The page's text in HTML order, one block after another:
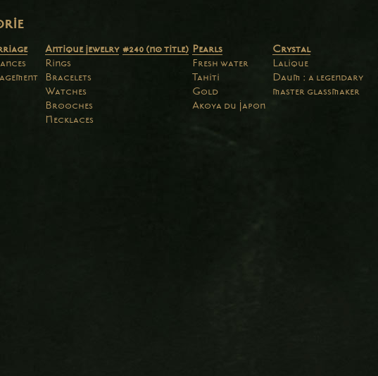
Antique jewelry
Rings
Bracelets
Watches
Brooches
Necklaces
#240 (no title) Pearls
Fresh water
Tahiti
Gold
Akoya du Japon
Crystal
Lalique
Daum : a legendary
master glassmaker